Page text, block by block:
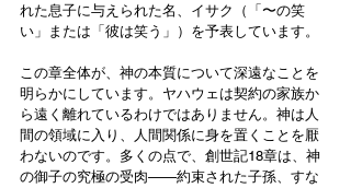
れた息子に与えられた名、イサク（「〜の笑
い」または「彼は笑う」）を予表しています。
この章全体が、神の本質について深遠なことを
明らかにしています。ヤハウェは契約の家族か
ら遠く離れているわけではありません。神は人
間の領域に入り、人間関係に身を置くことを厭
わないのです。多くの点で、創世記18章は、神
の御子の究極の受肉——約束された子孫、すな